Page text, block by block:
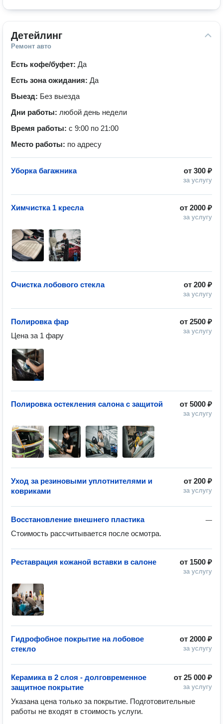
Детейлинг
Ремонт авто
Есть кофе/буфет: Да
Есть зона ожидания: Да
Выезд: Без выезда
Дни работы: любой день недели
Время работы: с 9:00 по 21:00
Место работы: по адресу
от 300 ₽
за услугу
Уборка багажника
от 2000 ₽
за услугу
Химчистка 1 кресла
от 200 ₽
за услугу
Очистка лобового стекла
от 2500 ₽
за услугу
Полировка фар
Цена за 1 фару
от 5000 ₽
за услугу
Полировка остекления салона с защитой
от 200 ₽
за услугу
Уход за резиновыми уплотнителями и
ковриками
—
Восстановление внешнего пластика
Стоимость рассчитывается после осмотра.
от 1500 ₽
за услугу
Реставрация кожаной вставки в салоне
от 2000 ₽
за услугу
Гидрофобное покрытие на лобовое
стекло
от 25 000 ₽
за услугу
Керамика в 2 слоя - долговременное
защитное покрытие
Указана цена только за покрытие. Подготовительные
работы не входят в стоимость услуги.